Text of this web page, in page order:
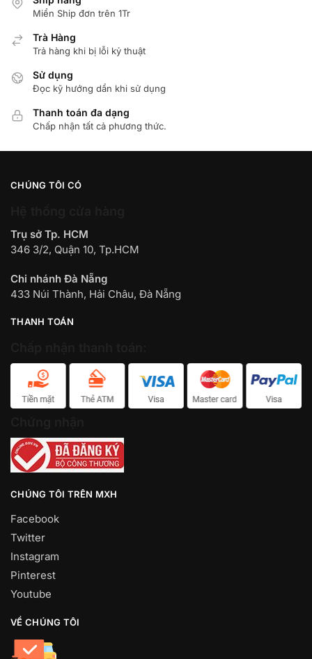
Miển Ship đơn trên 1Tr
Trà Hàng
Trả hàng khi bị lỗi kỷ thuật
Sử dụng
Đọc kỹ hướng dẩn khi sử dụng
Thanh toán đa dạng
Chấp nhận tất cả phương thức.
CHÚNG TÔI CÓ
Trụ sở Tp. HCM
346 3/2, Quận 10, Tp.HCM
Chi nhánh Đà Nẵng
433 Núi Thành, Hải Châu, Đà Nẵng
THANH TOÁN
CHÚNG TÔI TRÊN MXH
Facebook
Twitter
Instagram
Pinterest
Youtube
VỀ CHÚNG TÔI